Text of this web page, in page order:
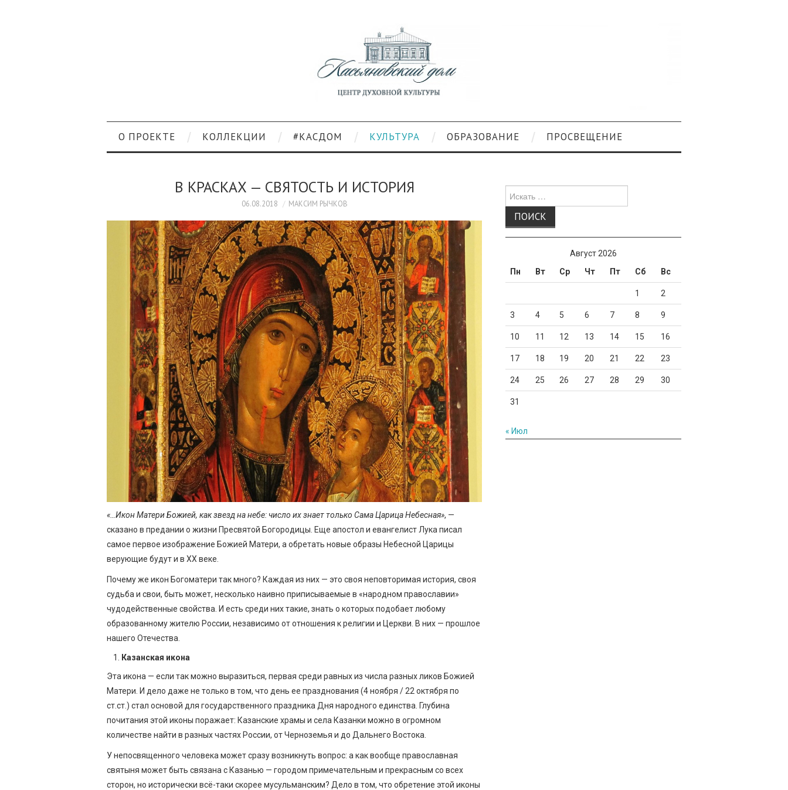
О ПРОЕКТЕ КОЛЛЕКЦИИ #КАСДОМ КУЛЬТУРА ОБРАЗОВАНИЕ ПРОСВЕЩЕНИЕ
В КРАСКАХ — СВЯТОСТЬ И ИСТОРИЯ
06.08.2018 МАКСИМ РЫЧКОВ
«…Икон Матери Божией, как звезд на небе: число их знает только Сама Царица Небесная», —
сказано в предании о жизни Пресвятой Богородицы. Еще апостол и евангелист Лука писал
самое первое изображение Божией Матери, а обретать новые образы Небесной Царицы
верующие будут и в XX веке.
Почему же икон Богоматери так много? Каждая из них — это своя неповторимая история, своя
судьба и свои, быть может, несколько наивно приписываемые в «народном православии»
чудодейственные свойства. И есть среди них такие, знать о которых подобает любому
образованному жителю России, независимо от отношения к религии и Церкви. В них — прошлое
нашего Отечества.
Казанская икона
Эта икона — если так можно выразиться, первая среди равных из числа разных ликов Божией
Матери. И дело даже не только в том, что день ее празднования (4 ноября / 22 октября по
ст.ст.) стал основой для государственного праздника Дня народного единства. Глубина
почитания этой иконы поражает: Казанские храмы и села Казанки можно в огромном
количестве найти в разных частях России, от Черноземья и до Дальнего Востока.
У непосвященного человека может сразу возникнуть вопрос: а как вообще православная
святыня может быть связана с Казанью — городом примечательным и прекрасным со всех
сторон, но исторически всё-таки скорее мусульманским? Дело в том, что обретение этой иконы
для:
Август 2026
Пн
Вт Ср Чт Пт Сб Вс
1 2
3 4 5 6 7 8 9
10 11 12 13 14 15 16
17 18 19 20 21 22 23
24 25 26 27 28 29 30
31
« Июл